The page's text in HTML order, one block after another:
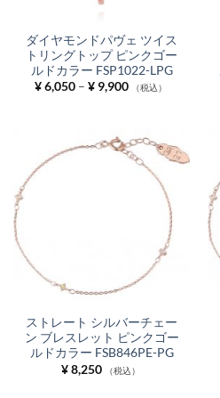
ダイヤモンドパヴェ ツイス
トリングトップ ピンクゴー
ルドカラー FSP1022-LPG
¥6,050 – ¥9,900価
格
¥ 9,900
（税込）
ストレート シルバーチェー
ン ブレスレット ピンクゴー
ルドカラー FSB846PE-PG
¥8,250 （税込）